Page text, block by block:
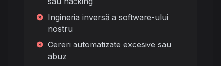
Ingineria inversă a software-ului
nostru
Cereri automatizate excesive sau
abuz